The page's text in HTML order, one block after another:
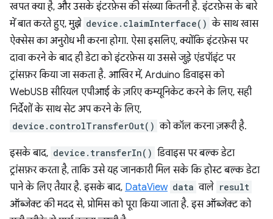
खपत क्या है, और उसके इंटरफ़ेस की संख्या कितनी है. इंटरफ़ेस के बारे
में बात करते हुए, मुझे device.claimInterface() के साथ खास
ऐक्सेस का अनुरोध भी करना होगा. ऐसा इसलिए, क्योंकि इंटरफ़ेस पर
दावा करने के बाद ही डेटा को इंटरफ़ेस या उससे जुड़े एंडपॉइंट पर
ट्रांसफ़र किया जा सकता है. आखिर में, Arduino डिवाइस को
WebUSB सीरियल एपीआई के ज़रिए कम्यूनिकेट करने के लिए, सही
निर्देशों के साथ सेट अप करने के लिए,
device.controlTransferOut() को कॉल करना ज़रूरी है.
इसके बाद, device.transferIn() डिवाइस पर बल्क डेटा
ट्रांसफ़र करता है, ताकि उसे यह जानकारी मिल सके कि होस्ट बल्क डेटा
पाने के लिए तैयार है. इसके बाद, DataView data वाले result
ऑब्जेक्ट की मदद से, प्रोमिस को पूरा किया जाता है. इस ऑब्जेक्ट को